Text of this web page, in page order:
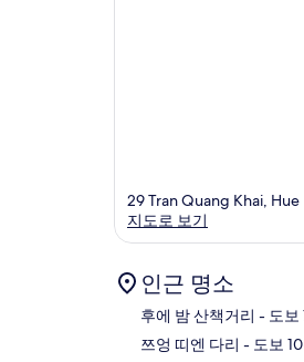
29 Tran Quang Khai, Hue
지도로 보기
인근 명소
후에 밤 산책거리 - 도보
쯔엉 띠엔 다리 - 도보